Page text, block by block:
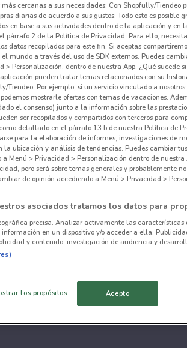
cercanas a sus necesidades: Con Shopfully/Tiendeo
diarias de acuerdo a sus gustos. Todo esto es posible
en base a sus actividades dentro de la aplicación y en
párrafo 2 de la Política de Privacidad. Para ello,
datos recopilados para este fin. Si aceptas
el mundo a través del uso de SDK externos. Puedes
Personalización, dentro de nuestra App. ¿Qué sucede
pueden tratar temas relacionados con su
Tiendeo. Por ejemplo, si un servicio vinculado a
mostrarle ofertas con temas de vacaciones.
el consenso) junto a la información sobre las
ser recopilados y compartidos con terceros para
detallado en el párrafo 13.b de nuestra Política de
para la elaboración de informes, investigaciones de
la ubicación y análisis de tendencias. Puedes cambiar
Menú > Privacidad > Personalización dentro de nuestra
pero será sobre temas generales y probablemente
de opinión accediendo a Menú > Privacidad >
asociados tratamos los datos para
precisa. Analizar activamente las características
en un dispositivo y/o acceder a ella.
y contenido, investigación de audiencia y
los propósitos Acepto